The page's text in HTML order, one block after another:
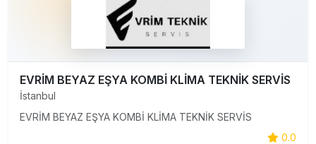
EVRİM BEYAZ EŞYA KOMBİ KLİMA TEKNİK SERVİS
İstanbul
EVRİM BEYAZ EŞYA KOMBİ KLİMA TEKNİK SERVİS
0.0